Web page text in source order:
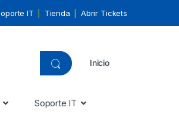
IT Tienda Abrir Tickets
Inicio
Soporte IT